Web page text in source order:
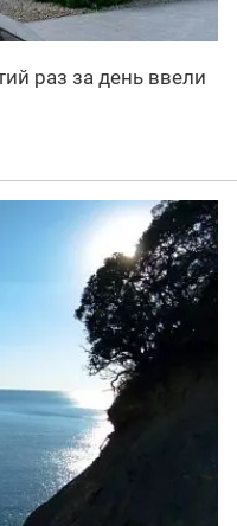
раз за день ввели